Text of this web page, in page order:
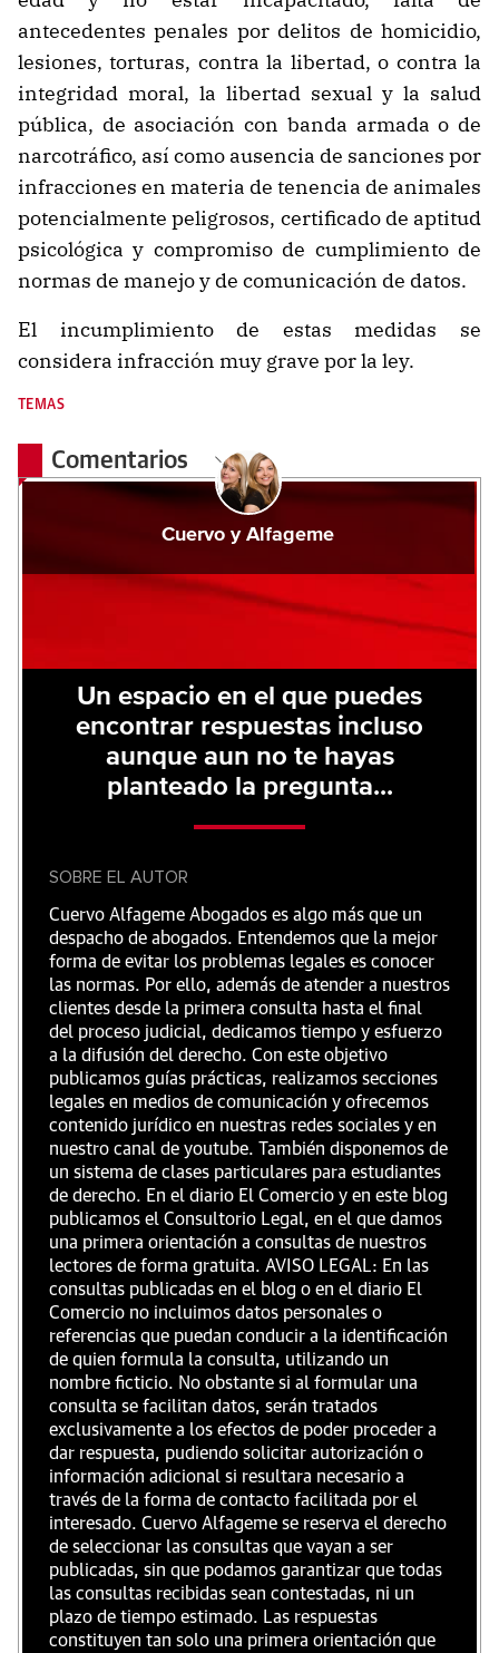
antecedentes penales por delitos de homicidio,
lesiones, torturas, contra la libertad, o contra la
integridad moral, la libertad sexual y la salud
pública, de asociación con banda armada o de
narcotráfico, así como ausencia de sanciones por
infracciones en materia de tenencia de animales
potencialmente peligrosos, certificado de aptitud
psicológica y compromiso de cumplimiento de
normas de manejo y de comunicación de datos.
El incumplimiento de estas medidas se
considera infracción muy grave por la ley.
TEMAS
Comentarios
Cuervo y Alfageme
Un espacio en el que puedes
encontrar respuestas incluso
aunque aun no te hayas
planteado la pregunta...
SOBRE EL AUTOR
Cuervo Alfageme Abogados es algo más que un
despacho de abogados. Entendemos que la mejor
forma de evitar los problemas legales es conocer
las normas. Por ello, además de atender a nuestros
clientes desde la primera consulta hasta el final
del proceso judicial, dedicamos tiempo y esfuerzo
a la difusión del derecho. Con este objetivo
publicamos guías prácticas, realizamos secciones
legales en medios de comunicación y ofrecemos
contenido jurídico en nuestras redes sociales y en
nuestro canal de youtube. También disponemos de
un sistema de clases particulares para estudiantes
de derecho. En el diario El Comercio y en este blog
publicamos el Consultorio Legal, en el que damos
una primera orientación a consultas de nuestros
lectores de forma gratuita. AVISO LEGAL: En las
consultas publicadas en el blog o en el diario El
Comercio no incluimos datos personales o
referencias que puedan conducir a la identificación
de quien formula la consulta, utilizando un
nombre ficticio. No obstante si al formular una
consulta se facilitan datos, serán tratados
exclusivamente a los efectos de poder proceder a
dar respuesta, pudiendo solicitar autorización o
información adicional si resultara necesario a
través de la forma de contacto facilitada por el
interesado. Cuervo Alfageme se reserva el derecho
de seleccionar las consultas que vayan a ser
publicadas, sin que podamos garantizar que todas
las consultas recibidas sean contestadas, ni un
plazo de tiempo estimado. Las respuestas
constituyen tan solo una primera orientación que